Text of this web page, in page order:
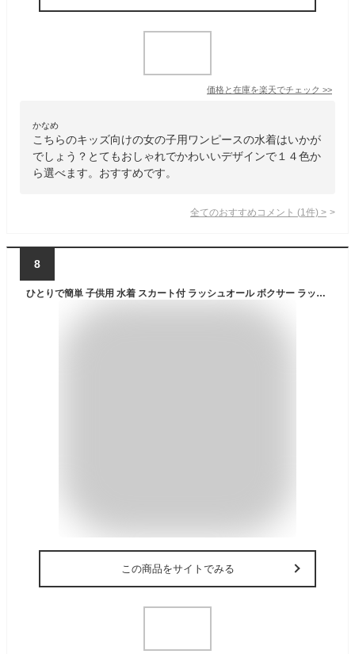
価格と在庫を楽天でチェック >>
かなめ
こちらのキッズ向けの女の子用ワンピースの水着はいかが
でしょう？とてもおしゃれでかわいいデザインで１４色か
ら選べます。おすすめです。
全てのおすすめコメント (1 件) >
8
ひとりで簡単 子供用 水着 スカート付 ラッシュオール ボクサー ラッシュガード アイスクリーム バタフライ ヒトデ デイジー UPF50＋ ワンピース スカート 女の子 キッズ ピンク パープル イエロー おしゃれ 幼稚園 保育園 自分で脱ぎ着できる 100/110/120/130 よつば洋品店
この商品をサイトでみる